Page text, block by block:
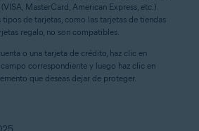
MasterCard, American Express, etc.).
de tarjetas, como las tarjetas de tiendas
regalo, no son compatibles.
o una tarjeta de crédito, haz clic en
correspondiente y luego haz clic en
que deseas dejar de proteger.